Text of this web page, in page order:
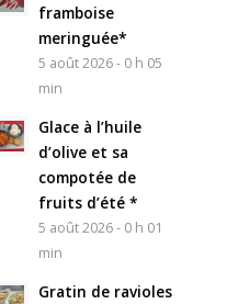
framboise
meringuée*
5 août 2026 - 0 h 05
min
Glace à l’huile
d’olive et sa
compotée de
fruits d’été *
5 août 2026 - 0 h 01
min
Gratin de ravioles